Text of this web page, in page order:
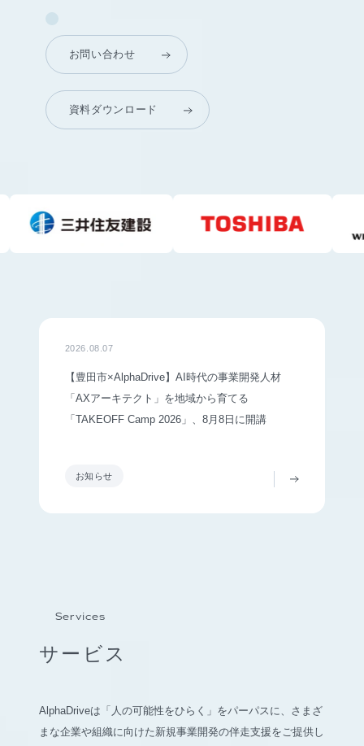
お問い合わせ
資料ダウンロード
2026.08.07
お知らせ
【豊田市×AlphaDrive】AI時代の事業開発人材
「AXアーキテクト」を地域から育てる
「TAKEOFF Camp 2026」、8月8日に開講
Services
サービス
AlphaDriveは「人の可能性をひらく」をパーパスに、さまざ
まな企業や組織に向けた新規事業開発の伴走支援をご提供し